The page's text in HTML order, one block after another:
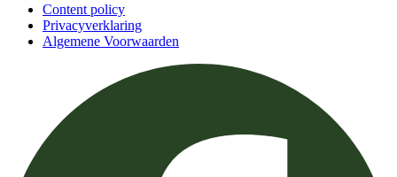
Content policy
Privacyverklaring
Algemene Voorwaarden